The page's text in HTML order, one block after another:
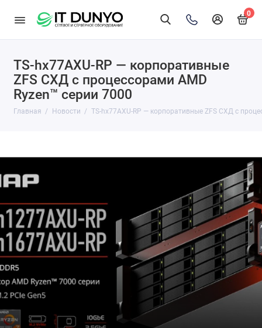
0
TS-hx77AXU-RP — корпоративные
ZFS СХД с процессорами AMD
Ryzen™ серии 7000
Главная Новости TS-hx77AXU-RP — корпоративные ZFS СХД с